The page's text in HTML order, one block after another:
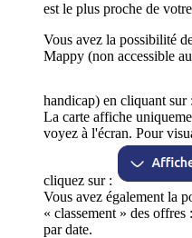
est le plus proche de
Vous avez la possibilité
Mappy (non accessible
handicap) en cliquant sur :
La carte affiche
voyez à l'écran. Pour
cliquez sur :
Vous avez également la
« classement » des
par date.